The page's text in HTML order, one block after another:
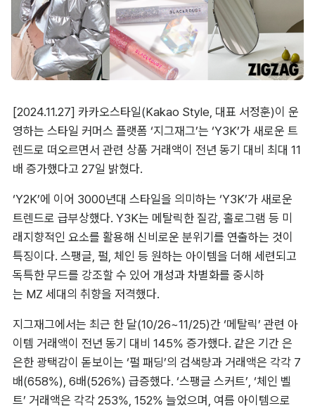
[2024.11.27] 카카오스타일(Kakao Style, 대표 서정훈)이 운
영하는 스타일 커머스 플랫폼 ‘지그재그’는 ‘Y3K’가 새로운 트
렌드로 떠오르면서 관련 상품 거래액이 전년 동기 대비 최대 11
배 증가했다고 27일 밝혔다.
‘Y2K’에 이어 3000년대 스타일을 의미하는 ‘Y3K’가 새로운
트렌드로 급부상했다. Y3K는 메탈릭한 질감, 홀로그램 등 미
래지향적인 요소를 활용해 신비로운 분위기를 연출하는 것이
특징이다. 스팽글, 펄, 체인 등 원하는 아이템을 더해 세련되고
독특한 무드를 강조할 수 있어 개성과 차별화를 중시하
는 MZ 세대의 취향을 저격했다.
지그재그에서는 최근 한 달(10/26~11/25)간 ‘메탈릭’ 관련 아
이템 거래액이 전년 동기 대비 145% 증가했다. 같은 기간 은
은한 광택감이 돋보이는 ‘펄 패딩’의 검색량과 거래액은 각각 7
배(658%), 6배(526%) 급증했다. ‘스팽글 스커트’, ‘체인 벨
트’ 거래액은 각각 253%, 152% 늘었으며, 여름 아이템으로